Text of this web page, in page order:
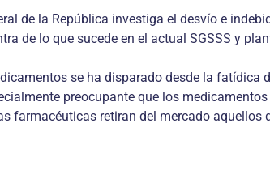
de la República investiga el desvío e
de lo que sucede en el actual SGSSS y
se ha disparado desde la
preocupante que los
farmacéuticas retiran del mercado aquellos